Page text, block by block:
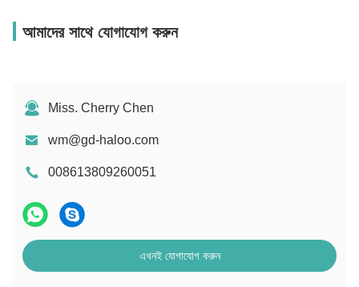
আমাদের সাথে যোগাযোগ করুন
Miss. Cherry Chen
wm@gd-haloo.com
008613809260051
এখনই যোগাযোগ করুন